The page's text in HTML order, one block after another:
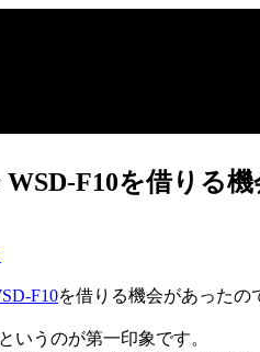
WSD-F10を借りる
F10を借りる機会があったの
いうのが第一印象です。